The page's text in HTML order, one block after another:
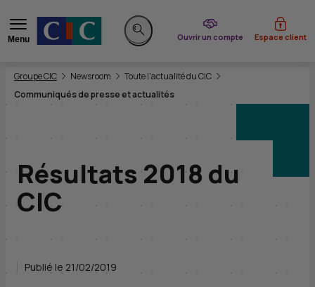
Menu
Rechercher sur le site
Ouvrir un compte
du CIC Espace client
Vous êtes ici:
Groupe CIC Newsroom
Toute l'actualité du CIC
Communiqués de presse et actualités
Résultats 2018 du
CIC
Publié le 21/02/2019